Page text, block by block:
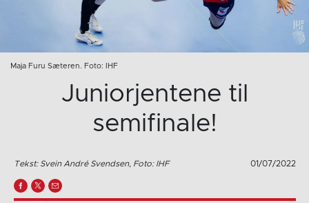
Maja Furu Sæteren. Foto: IHF
Juniorjentene til
semifinale!
Tekst: Svein André Svendsen, Foto: IHF 01/07/2022